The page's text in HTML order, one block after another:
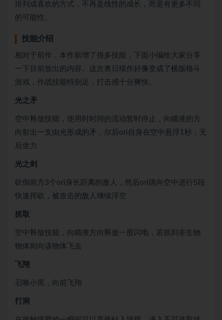
排列成喜欢的方式，不再是线性的成长，而是有更多不同
的可能性。
技能介绍
相对于前作，本作新增了很多技能，下面小编给大家分享
一下目前放出的内容。这次奥日续作好像变成了横版格斗
游戏，作战技能特别足，打击感十分爽快。
光之矛
空中释放技能，使用时时间的流动暂时停止，向瞄准的方
向射出一支由光形成的矛，尔后ori自身在空中悬浮1秒，无
后坐力
光之剑
砍倒前方3个ori身长距离的敌人，然后ori跳向空中进行5段
快速挥砍，被攻击的敌人继续浮空
抓取
空中释放技能，向瞄准方向释放一股闪电，若抓到非生物
物体则向该物体飞去
飞翔
召唤小黑，向前飞翔
打洞